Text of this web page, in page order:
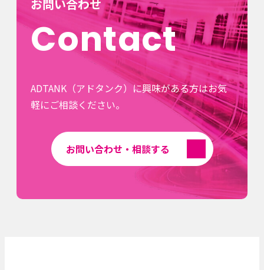
お問い合わせ
Contact
ADTANK（アドタンク）に興味がある方はお気
軽にご相談ください。
お問い合わせ・相談する